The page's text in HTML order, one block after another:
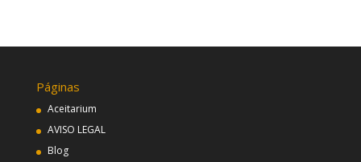
Páginas
Aceitarium
AVISO LEGAL
Blog